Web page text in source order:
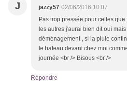
J jazzy57 02/06/2016 10:07
Pas trop pressée pour celles
les autres j'aurai bien dit oui
déménagement , si la pluie
le bateau devant chez moi
journée <br /> Bisous <br />
Répondre